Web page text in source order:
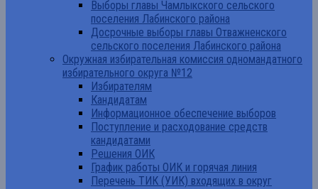
Выборы главы Чамлыкского сельского
поселения Лабинского района
Досрочные выборы главы Отважненского
сельского поселения Лабинского района
Окружная избирательная комиссия одномандатного
избирательного округа №12
Избирателям
Кандидатам
Информационное обеспечение выборов
Поступление и расходование средств
кандидатами
Решения ОИК
График работы ОИК и горячая линия
Перечень ТИК (УИК) входящих в округ